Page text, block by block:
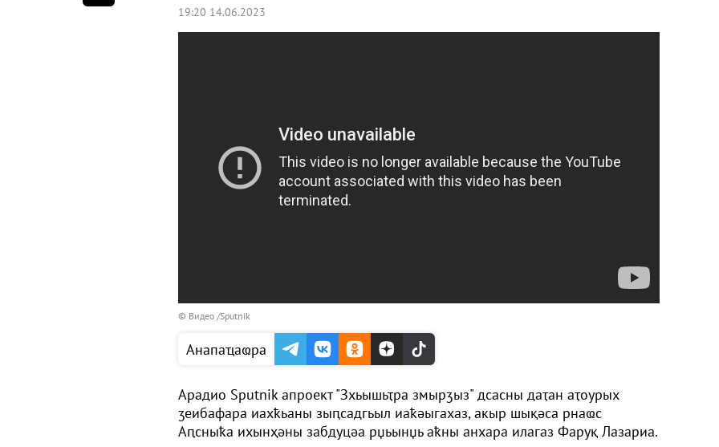
19:20 14.06.2023
© Видео /Sputnik
Анапаҵаҩра
Арадио Sputnik апроект "Зхьышьҭра змырӡыз" дсасны даҭан аҭоурых
ӡеибафара иахҟьаны зыԥсадгьыл иаҟәыгахаз, акыр шықәса рнаҩс
Аԥсныҟа ихынҳәны забдуцәа рџьынџь аҟны анхара илагаз Фаруқ Лазариа.